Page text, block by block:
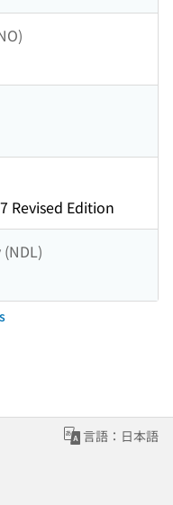
Revised Edition
言語：日本語